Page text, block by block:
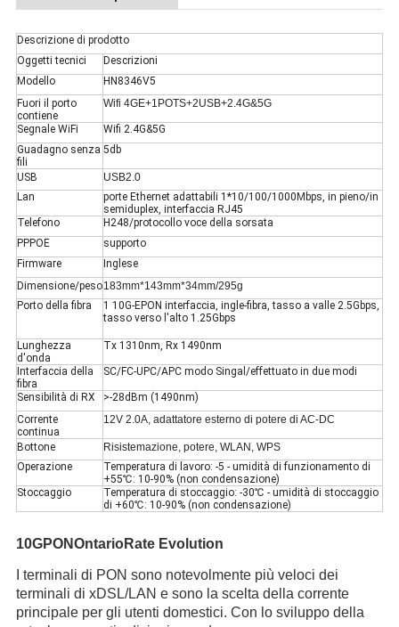
Descrizione di prodotto
Oggetti tecnici
Descrizioni
Modello
HN8346V5
Fuori il porto
contiene
Wifi 4GE+1POTS+2USB+2.4G&5G
Segnale WiFi
Wifi 2.4G&5G
Guadagno senza
fili
5db
USB
USB2.0
Lan
porte Ethernet adattabili 1*10/100/1000Mbps, in pieno/in
semiduplex, interfaccia RJ45
Telefono
H248/protocollo voce della sorsata
PPPOE
supporto
Firmware
Inglese
Dimensione/peso183mm*143mm*34mm/295g
Porto della fibra
1 10G-EPON interfaccia, ingle-fibra, tasso a valle 2.5Gbps,
tasso verso l'alto 1.25Gbps
Lunghezza
d'onda
Tx 1310nm, Rx 1490nm
Interfaccia della
fibra
SC/FC-UPC/APC modo Singal/effettuato in due modi
Sensibilità di RX
>-28dBm (1490nm)
Corrente
continua
12V 2.0A, adattatore esterno di potere di AC-DC
Bottone
Risistemazione, potere, WLAN, WPS
Operazione
Temperatura di lavoro: -5 - umidità di funzionamento di
+55℃: 10-90% (non condensazione)
Stoccaggio
Temperatura di stoccaggio: -30℃ - umidità di stoccaggio
di +60℃: 10-90% (non condensazione)
10GPONOntarioRate Evolution
I terminali di PON sono notevolmente più veloci dei
terminali di xDSL/LAN e sono la scelta della corrente
principale per gli utenti domestici. Con lo sviluppo della